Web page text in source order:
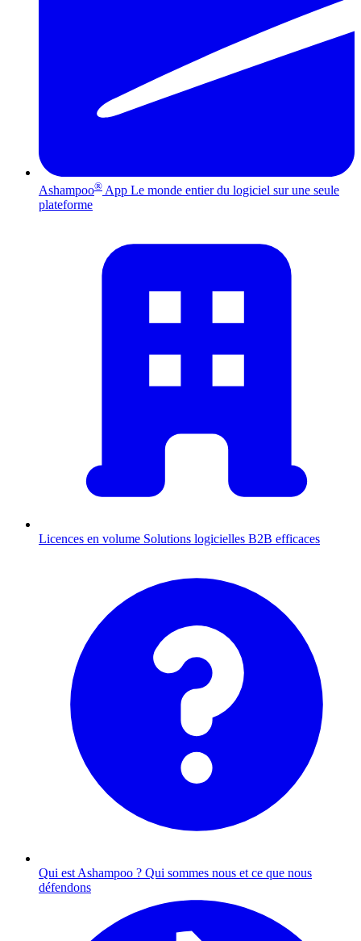
Ashampoo® App Le monde entier du logiciel sur une seule
plateforme
Licences en volume Solutions logicielles B2B efficaces
Qui est Ashampoo ? Qui sommes nous et ce que nous
défendons